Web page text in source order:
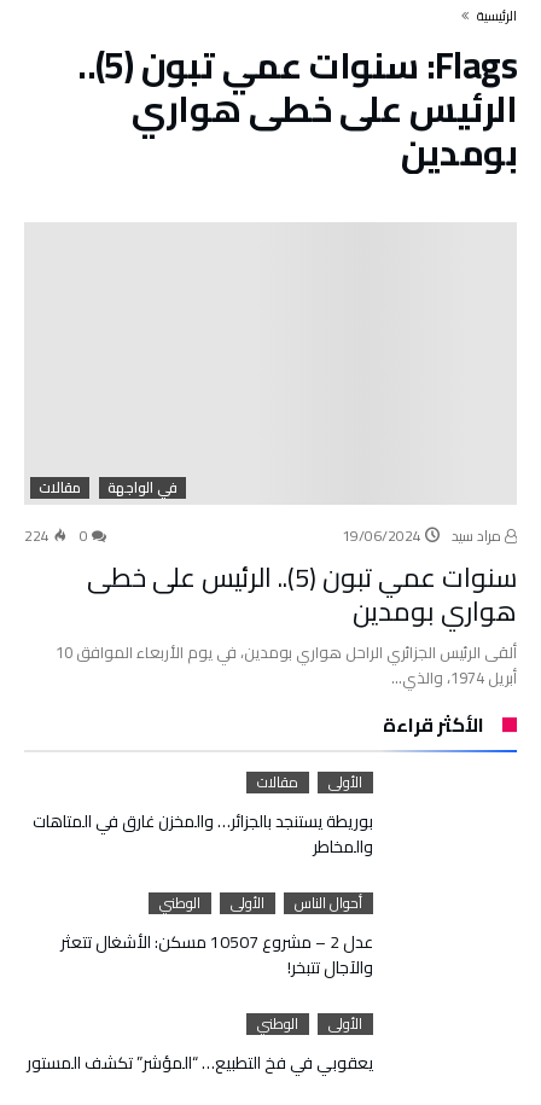
‫الرئيسية‬
Flags: سنوات عمي تبون (5)..
الرئيس على خطى هواري
بومدين
في الواجهة
مقالات
مراد سيد
19/06/2024
224
سنوات عمي تبون (5).. الرئيس على خطى
هواري بومدين
ألقى الرئيس الجزائري الراحل هواري بومدين، في يوم الأربعاء الموافق 10
أبريل 1974، والذي…
الأكثر قراءة
الأولى مقالات
بوريطة يستنجد بالجزائر… والمخزن غارق في المتاهات
والمخاطر
أحوال الناس الأولى الوطني
عدل 2 – مشروع 10507 مسكن: الأشغال تتعثر
والآجال تتبخر!
الأولى الوطني
يعقوبي في فخ التطبيع… “المؤشر” تكشف المستور